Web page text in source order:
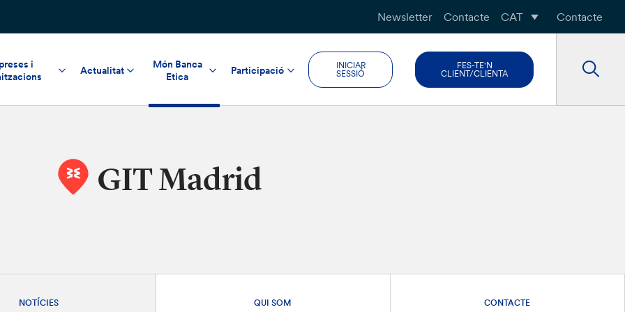
Newsletter Contacte CAT Contacte
i
Actualitat
Món Banca
Etica
Participació
INICIAR
SESSIÓ
FES-TE'N
CLIENT/CLIENTA
GIT Madrid
NOTÍCIES QUI SOM CONTACTE